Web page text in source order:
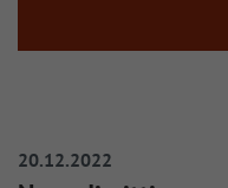
20.12.2022